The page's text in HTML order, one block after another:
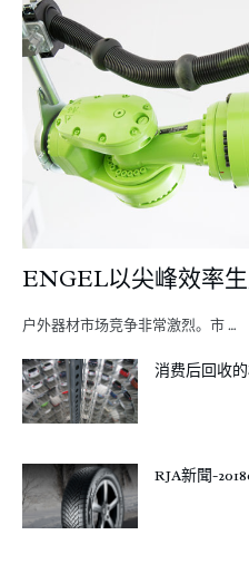
ENGEL以尖峰效率
户外器材市场竞争非常激烈。市 …
消费后回收
RJA新聞-